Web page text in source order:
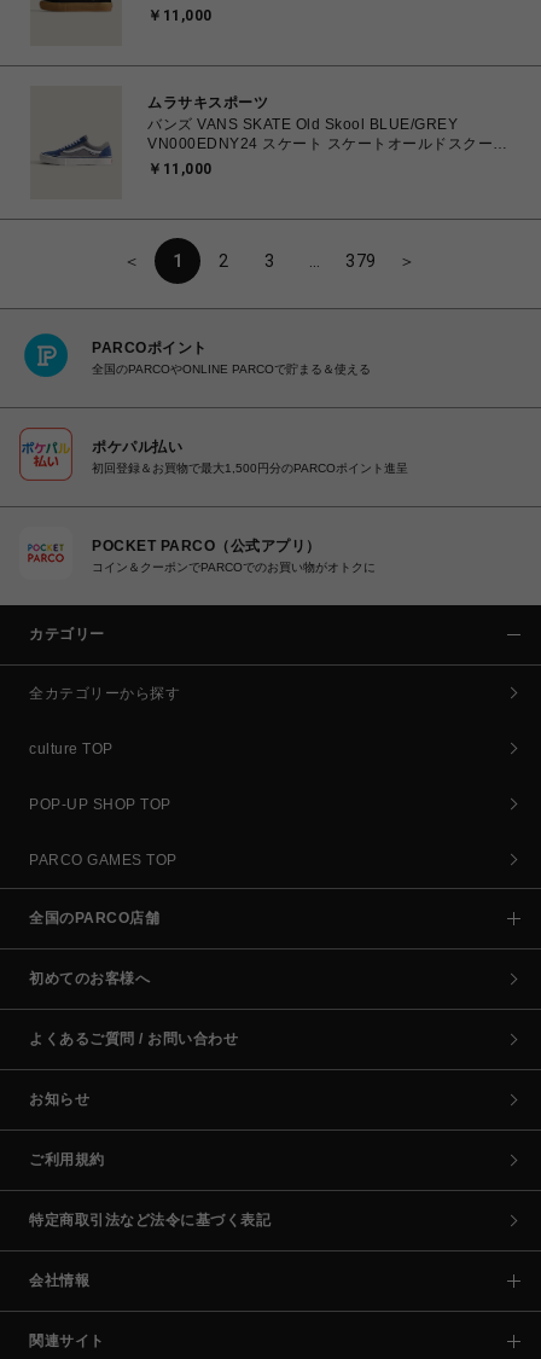
23.5㎝～28.0㎝ スニーカー メンズ レディース シュー
￥11,000
ムラサキスポーツ
バンズ VANS SKATE Old Skool BLUE/GREY
VN000EDNY24 スケート スケートオールドスクール
26.0㎝～28.0㎝ スニーカー メンズ シューズ
￥11,000
＜ 1 2 3 379 ＞
PARCOポイント
全国のPARCOやONLINE PARCOで貯まる＆使える
ポケパル払い
初回登録＆お買物で最大1,500円分のPARCOポイント進呈
POCKET PARCO（公式アプリ）
コイン＆クーポンでPARCOでのお買い物がオトクに
カテゴリー
全カテゴリーから探す
culture TOP
POP-UP SHOP TOP
PARCO GAMES TOP
全国のPARCO店舗
初めてのお客様へ
よくあるご質問 / お問い合わせ
お知らせ
ご利用規約
特定商取引法など法令に基づく表記
会社情報
関連サイト